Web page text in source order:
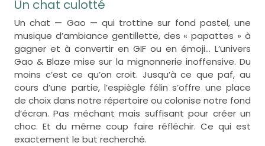
Un chat culotté
Un chat — Gao — qui trottine sur fond pastel, une
musique d’ambiance gentillette, des « papattes » à
gagner et à convertir en GIF ou en émoji… L’univers
Gao & Blaze mise sur la mignonnerie inoffensive. Du
moins c’est ce qu’on croit. Jusqu’à ce que paf, au
cours d’une partie, l’espiègle félin s’offre une place
de choix dans notre répertoire ou colonise notre fond
d’écran. Pas méchant mais suffisant pour créer un
choc. Et du même coup faire réfléchir. Ce qui est
exactement le but recherché.